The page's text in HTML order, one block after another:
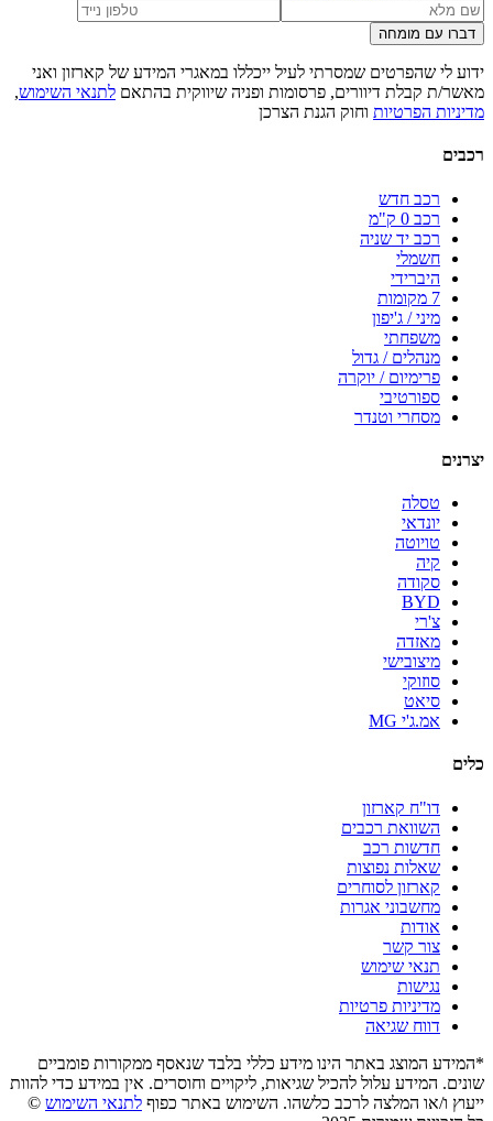
דברו עם מומחה
ידוע לי שהפרטים שמסרתי לעיל ייכללו במאגרי המידע של קארזון ואני
מאשר/ת קבלת דיוורים, פרסומות ופניה שיווקית בהתאם לתנאי השימוש,
מדיניות הפרטיות וחוק הגנת הצרכן
רכבים
רכב חדש
רכב 0 ק"מ
רכב יד שניה
חשמלי
היברידי
7 מקומות
מיני / ג'יפון
משפחתי
מנהלים / גדול
פרימיום / יוקרה
ספורטיבי
מסחרי וטנדר
יצרנים
טסלה
יונדאי
טויוטה
קיה
סקודה
BYD
צ'רי
מאזדה
מיצובישי
סוזוקי
סיאט
אמ.ג'י MG
כלים
דו"ח קארזון
השוואת רכבים
חדשות רכב
שאלות נפוצות
קארזון לסוחרים
מחשבוני אגרות
אודות
צור קשר
תנאי שימוש
נגישות
מדיניות פרטיות
דווח שגיאה
*המידע המוצג באתר הינו מידע כללי בלבד שנאסף ממקורות פומביים
שונים. המידע עלול להכיל שגיאות, ליקויים וחוסרים. אין במידע כדי להוות
ייעוץ ו/או המלצה לרכב כלשהו. השימוש באתר כפוף לתנאי השימוש ©